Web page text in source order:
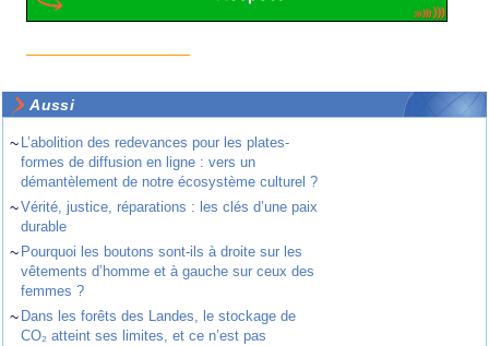
Aussi
~ L’abolition des redevances pour les plates-
formes de diffusion en ligne : vers un
démantèlement de notre écosystème culturel ?
~Vérité, justice, réparations : les clés d’une paix
durable
~ Pourquoi les boutons sont-ils à droite sur les
vêtements d’homme et à gauche sur ceux des
femmes ?
~ Dans les forêts des Landes, le stockage de
CO₂ atteint ses limites, et ce n’est pas